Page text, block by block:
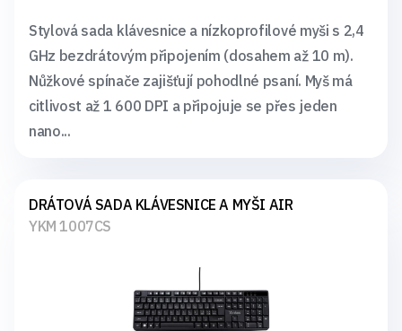
Stylová sada klávesnice a nízkoprofilové myši s 2,4
GHz bezdrátovým připojením (dosahem až 10 m).
Nůžkové spínače zajišťují pohodlné psaní. Myš má
citlivost až 1 600 DPI a připojuje se přes jeden
nano...
DRÁTOVÁ SADA KLÁVESNICE A MYŠI AIR
YKM 1007CS